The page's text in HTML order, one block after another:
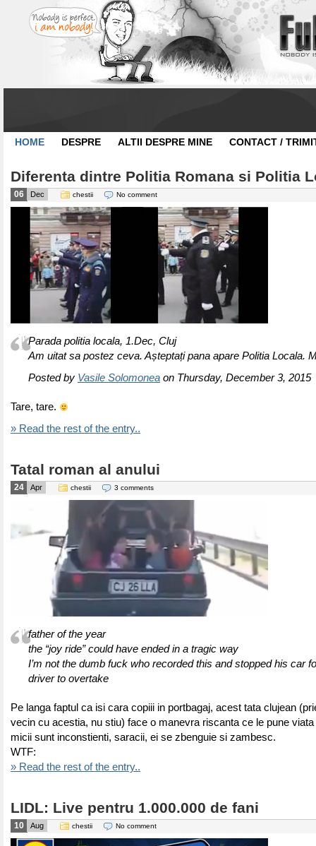
HOME DESPRE ALTII DESPRE MINE CONTACT /
Diferenta dintre Politia Romana si Politia
06 Dec chestii No comment
Parada politia locala, 1.Dec, Cluj
Am uitat sa postez ceva. Așteptați pana apare Politia Locala.
Posted by Vasile Solomonea on Thursday, December 3, 2015
Tare, tare.
» Read the rest of the entry..
Tatal roman al anului
24 Apr chestii 3 comments
father of the year
the “joy ride” could have ended in a tragic way
I’m not the dumb fuck who recorded this and stopped his car
driver to overtake
Pe langa faptul ca isi cara copiii in portbagaj, acest tata clujean
vecin cu acestia, nu stiu) face o manevra riscanta ce le pune viata
micii sunt inconstienti, saracii, ei se zbenguie si zambesc.
WTF:
» Read the rest of the entry..
LIDL: Live pentru 1.000.000 de fani
10 Aug chestii No comment